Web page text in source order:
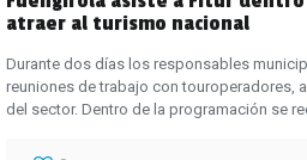
atraer al turismo nacional
Durante dos días los responsables
reuniones de trabajo con touroperadores,
del sector. Dentro de la programación se